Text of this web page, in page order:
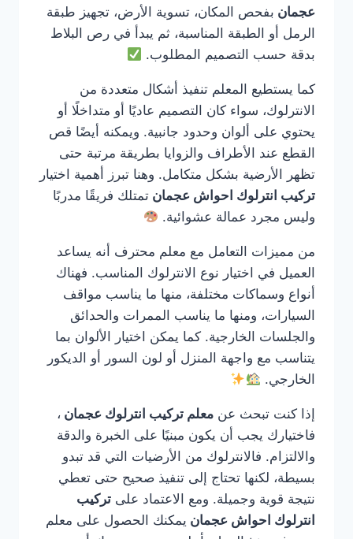
عجمان بفحص المكان، تسوية الأرض، تجهيز طبقة
الرمل أو الطبقة المناسبة، ثم يبدأ في رص البلاط
بدقة حسب التصميم المطلوب.
كما يستطيع المعلم تنفيذ أشكال متعددة من
الانترلوك، سواء كان التصميم عاديًا أو متداخلًا أو
يحتوي على ألوان وحدود جانبية. ويمكنه أيضًا قص
القطع عند الأطراف والزوايا بطريقة مرتبة حتى
تظهر الأرضية بشكل متكامل. وهنا تبرز أهمية اختيار
تركيب انترلوك احواش عجمان تمتلك فريقًا مدربًا
وليس مجرد عمالة عشوائية.
من مميزات التعامل مع معلم محترف أنه يساعد
العميل في اختيار نوع الانترلوك المناسب. فهناك
أنواع وسماكات مختلفة، منها ما يناسب مواقف
السيارات، ومنها ما يناسب الممرات والحدائق
والجلسات الخارجية. كما يمكن اختيار الألوان بما
يتناسب مع واجهة المنزل أو لون السور أو الديكور
الخارجي.
إذا كنت تبحث عن معلم تركيب انترلوك عجمان ،
فاختيارك يجب أن يكون مبنيًا على الخبرة والدقة
والالتزام. فالانترلوك من الأرضيات التي قد تبدو
بسيطة، لكنها تحتاج إلى تنفيذ صحيح حتى تعطي
نتيجة قوية وجميلة. ومع الاعتماد على تركيب
انترلوك احواش عجمان يمكنك الحصول على معلم